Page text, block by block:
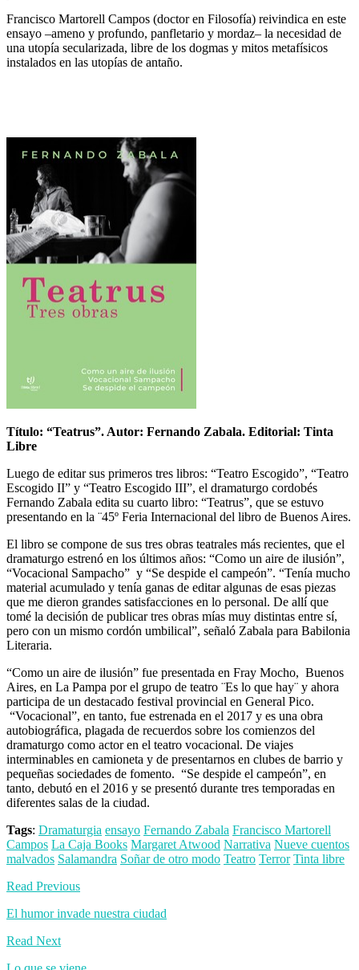
Francisco Martorell Campos (doctor en Filosofía) reivindica en este
ensayo –ameno y profundo, panfletario y mordaz– la necesidad de
una utopía secularizada, libre de los dogmas y mitos metafísicos
instalados en las utopías de antaño.
Título: “Teatrus”. Autor: Fernando Zabala. Editorial: Tinta
Libre
Luego de editar sus primeros tres libros: “Teatro Escogido”, “Teatro
Escogido II” y “Teatro Escogido III”, el dramaturgo cordobés
Fernando Zabala edita su cuarto libro: “Teatrus”, que se estuvo
presentando en la ¨45º Feria Internacional del libro de Buenos Aires.
El libro se compone de sus tres obras teatrales más recientes, que el
dramaturgo estrenó en los últimos años: “Como un aire de ilusión”,
“Vocacional Sampacho” y “Se despide el campeón”. “Tenía mucho
material acumulado y tenía ganas de editar algunas de esas piezas
que me dieron grandes satisfacciones en lo personal. De allí que
tomé la decisión de publicar tres obras mías muy distintas entre sí,
pero con un mismo cordón umbilical”, señaló Zabala para Babilonia
Literaria.
“Como un aire de ilusión” fue presentada en Fray Mocho, Buenos
Aires, en La Pampa por el grupo de teatro ¨Es lo que hay¨ y ahora
participa de un destacado festival provincial en General Pico.
“Vocacional”, en tanto, fue estrenada en el 2017 y es una obra
autobiográfica, plagada de recuerdos sobre los comienzos del
dramaturgo como actor en el teatro vocacional. De viajes
interminables en camioneta y de presentarnos en clubes de barrio y
pequeñas sociedades de fomento. “Se despide el campeón”, en
tanto, debutó en el 2016 y se presentó durante tres temporadas en
diferentes salas de la ciudad.
Tags: Dramaturgia ensayo Fernando Zabala Francisco Martorell
Campos La Caja Books Margaret Atwood Narrativa Nueve cuentos
malvados Salamandra Soñar de otro modo Teatro Terror Tinta libre
Read Previous
El humor invade nuestra ciudad
Read Next